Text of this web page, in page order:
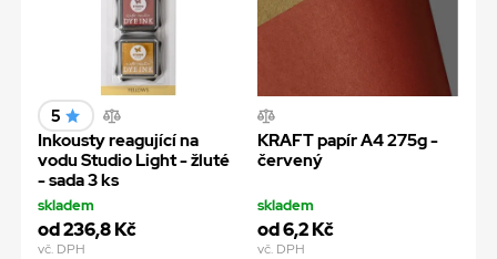
5
Inkousty reagující na
vodu Studio Light - žluté
- sada 3 ks
skladem
od 236,8 Kč
vč. DPH
KRAFT papír A4 275g -
červený
skladem
od 6,2 Kč
vč. DPH